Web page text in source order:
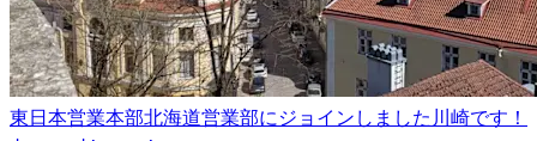
東日本営業本部北海道営業部にジョインしました川崎です！